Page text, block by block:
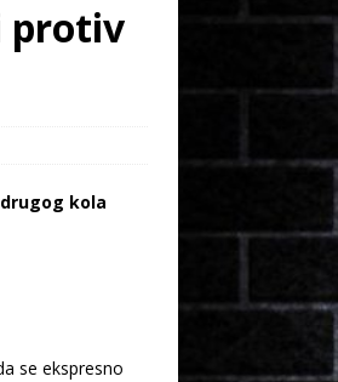
protiv
kola
se ekspresno